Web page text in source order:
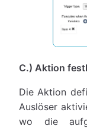
C.) Aktion
Die Aktion
Auslöser
wo die